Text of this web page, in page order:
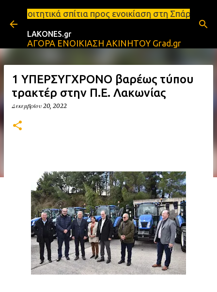
Μετάβαση στο κύριο περιεχόμενο
προς ενοικίαση στη Σπάρτη Ενοικιάσεις
LAKONES.gr
ΑΓΟΡΑ ΕΝΟΙΚΙΑΣΗ ΑΚΙΝΗΤΟΥ Grad.gr
1 ΥΠΕΡΣΥΓΧΡΟΝΟ βαρέως τύπου
τρακτέρ στην Π.Ε. Λακωνίας
Δεκεμβρίου 20, 2022